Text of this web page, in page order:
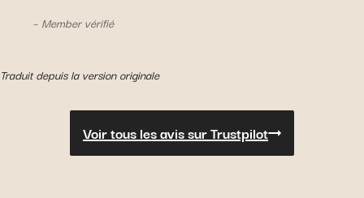
– Member vérifié
Traduit depuis la version originale
Voir tous les avis sur Trustpilot